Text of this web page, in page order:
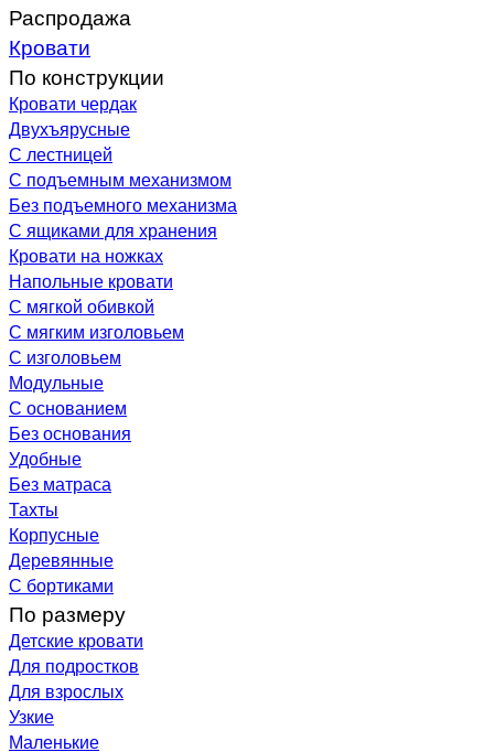
Распродажа
Кровати
По конструкции
Кровати чердак
Двухъярусные
С лестницей
С подъемным механизмом
Без подъемного механизма
С ящиками для хранения
Кровати на ножках
Напольные кровати
С мягкой обивкой
С мягким изголовьем
С изголовьем
Модульные
С основанием
Без основания
Удобные
Без матраса
Тахты
Корпусные
Деревянные
С бортиками
По размеру
Детские кровати
Для подростков
Для взрослых
Узкие
Маленькие